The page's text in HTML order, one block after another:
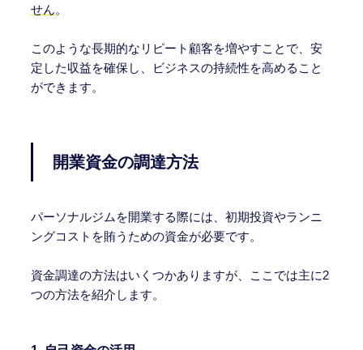
せん。
このような長期的なリピート顧客を増やすことで、安
定した収益を確保し、ビジネスの持続性を高めること
ができます。
開業資金の調達方法
パーソナルジムを開業する際には、初期投資やランニ
ングコストを賄うための資金が必要です。
資金調達の方法はいくつかありますが、ここでは主に2
つの方法を紹介します。